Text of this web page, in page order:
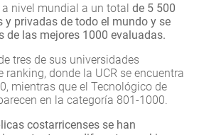
nivel mundial a un total de 5 500
y privadas de todo el mundo y se
de las mejores 1000 evaluadas.
tres de sus universidades
donde la UCR se encuentra
mientras que el Tecnológico de
en la categoría 801-1000.
costarricenses se han